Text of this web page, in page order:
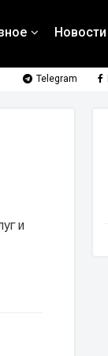
Новости
Telegram
и